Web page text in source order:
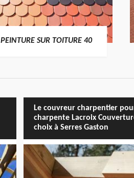
PEINTURE SUR TOITURE 40
Le couvreur charpentier
charpente Lacroix
choix à Serres Gaston